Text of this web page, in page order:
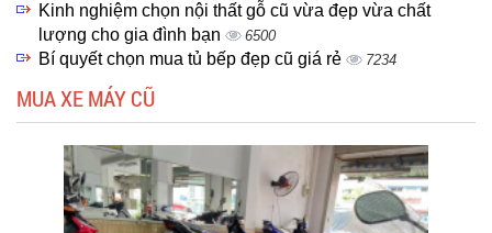
Kinh nghiệm chọn nội thất gỗ cũ vừa đẹp vừa chất
lượng cho gia đình bạn
6500
Bí quyết chọn mua tủ bếp đẹp cũ giá rẻ 7234
MUA XE MÁY CŨ